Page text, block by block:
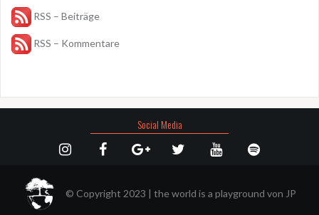
RSS – Beiträge
RSS – Kommentare
Social Media
© Copyright 2023 | the world is a playground von JP